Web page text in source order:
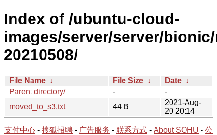
Index of /ubuntu-cloud-
images/server/server/
20210508/
File Name ↓ File Size ↓ Date ↓
Parent directory/
-
-
moved_to_s3.txt
44 B
2021-Aug-
20 20:14
支付中心 - 搜狐招聘 - 广告服务 - 联系方式 - About SOHU - 公